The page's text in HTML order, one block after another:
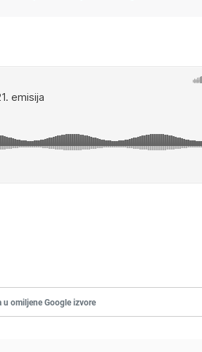
u omiljene Google izvore